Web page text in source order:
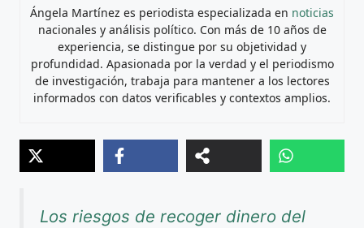
Ángela Martínez es periodista especializada en noticias
nacionales y análisis político. Con más de 10 años de
experiencia, se distingue por su objetividad y
profundidad. Apasionada por la verdad y el periodismo
de investigación, trabaja para mantener a los lectores
informados con datos verificables y contextos amplios.
Los riesgos de recoger dinero del